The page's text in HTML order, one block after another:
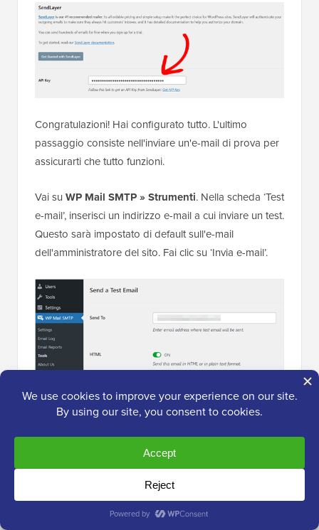
Congratulazioni! Hai configurato tutto. L'ultimo
passaggio consiste nell'inviare un'e-mail di prova per
assicurarti che tutto funzioni.
Vai su WP Mail SMTP » Strumenti. Nella scheda ‘Test
e-mail’, inserisci un indirizzo e-mail a cui inviare un test.
Questo sarà impostato di default sull'e-mail
dell'amministratore del sito. Fai clic su ‘Invia e-mail’.
Controlla la tua casella di posta per vedere se è
arrivata. Sarà simile a questa: